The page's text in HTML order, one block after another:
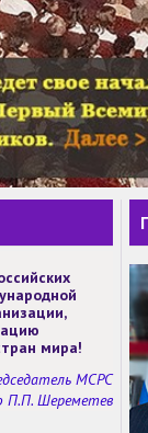
мира!
МСРС
П.П. Шереметев